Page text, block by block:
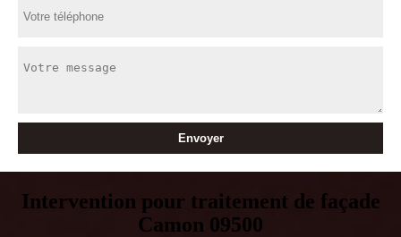
Intervention pour traitement de façade
Camon 09500